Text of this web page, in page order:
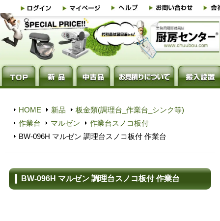
HOME 新品
板金類(調理台_作業台_シンク等)
作業台
マルゼン
作業台スノコ板付
BW-096H マルゼン 調理台スノコ板付 作業台
BW-096H マルゼン 調理台スノコ板付 作業台